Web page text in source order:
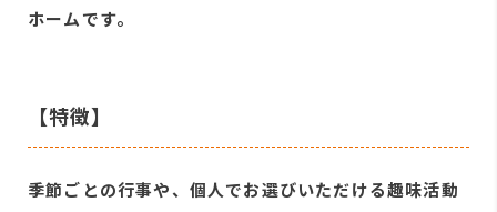
ホームです。
【特徴】
季節ごとの行事や、個人でお選びいただける趣味活動